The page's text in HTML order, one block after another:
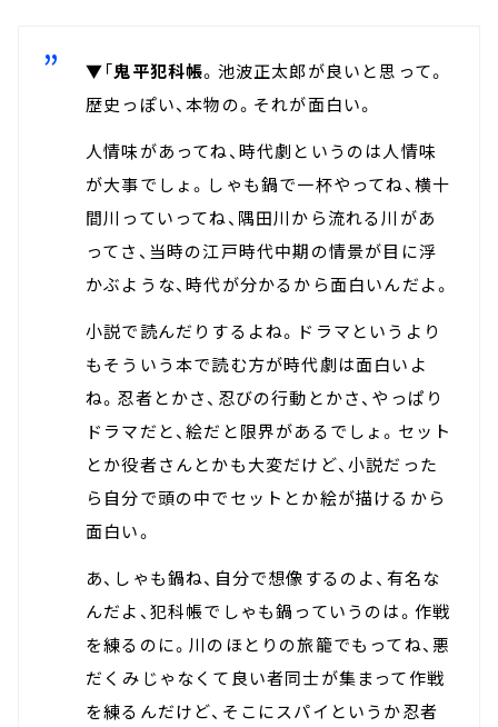
▼「鬼平犯科帳。池波正太郎が良いと思って。
歴史っぽい、本物の。それが面白い。
人情味があってね、時代劇というのは人情味
が大事でしょ。しゃも鍋で一杯やってね、横十
間川っていってね、隅田川から流れる川があ
ってさ、当時の江戸時代中期の情景が目に浮
かぶような、時代が分かるから面白いんだよ。
小説で読んだりするよね。ドラマというより
もそういう本で読む方が時代劇は面白いよ
ね。忍者とかさ、忍びの行動とかさ、やっぱり
ドラマだと、絵だと限界があるでしょ。セット
とか役者さんとかも大変だけど、小説だった
ら自分で頭の中でセットとか絵が描けるから
面白い。
あ、しゃも鍋ね、自分で想像するのよ、有名な
んだよ、犯科帳でしゃも鍋っていうのは。作戦
を練るのに。川のほとりの旅籠でもってね、悪
だくみじゃなくて良い者同士が集まって作戦
を練るんだけど、そこにスパイというか忍者